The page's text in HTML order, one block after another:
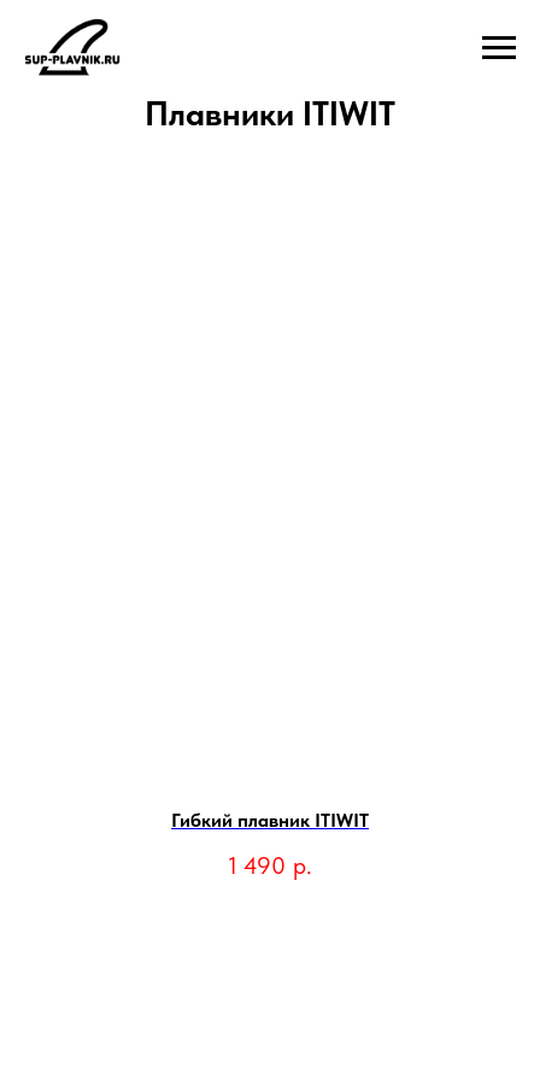
Плавники ITIWIT
Гибкий плавник ITIWIT
1 490 р.